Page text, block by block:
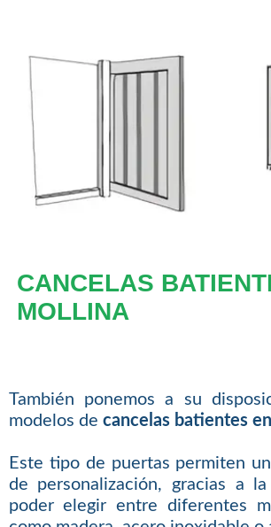
CANCELAS
MOLLINA
También ponemos a su
modelos de cancelas batientes
Este tipo de puertas permiten
de personalización, gracias a
poder elegir entre diferentes